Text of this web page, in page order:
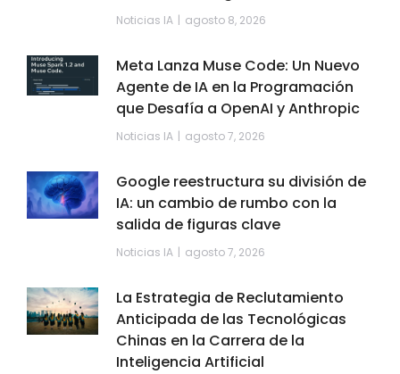
Noticias IA agosto 8, 2026
Meta Lanza Muse Code: Un Nuevo
Agente de IA en la Programación
que Desafía a OpenAI y Anthropic
Noticias IA agosto 7, 2026
Google reestructura su división de
IA: un cambio de rumbo con la
salida de figuras clave
Noticias IA agosto 7, 2026
La Estrategia de Reclutamiento
Anticipada de las Tecnológicas
Chinas en la Carrera de la
Inteligencia Artificial